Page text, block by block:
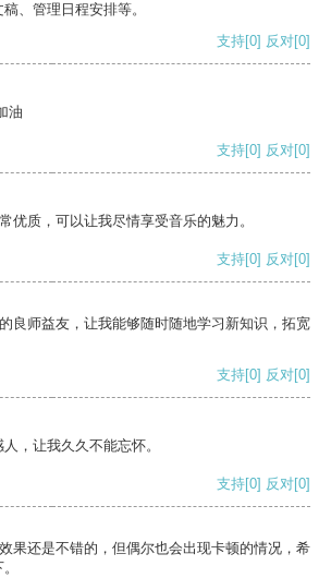
、管理日程安排等。
支持[0] 反对[0]
油
支持[0] 反对[0]
优质，可以让我尽情享受音乐的魅力。
支持[0] 反对[0]
良师益友，让我能够随时随地学习新知识，拓宽
支持[0] 反对[0]
，让我久久不能忘怀。
支持[0] 反对[0]
果还是不错的，但偶尔也会出现卡顿的情况，希